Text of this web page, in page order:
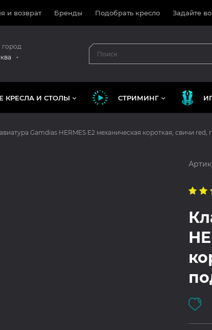
и возврат Бренды Подобрать кресло Задайте
КРЕСЛА И СТОЛЫ СТРИМИНГ
Gamdias HERMES E2 механическая короткая, свичи red,